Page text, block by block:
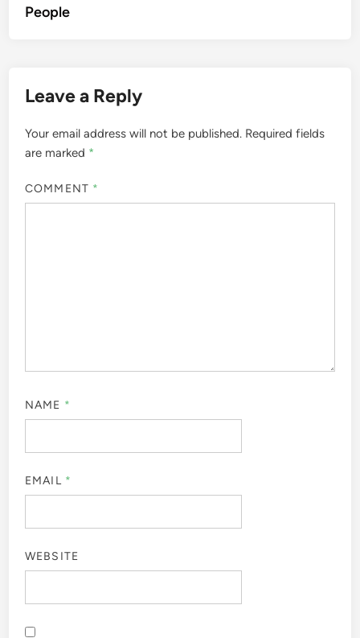
People
Leave a Reply
Your email address will not be published. Required fields
are marked *
COMMENT *
NAME *
EMAIL *
WEBSITE